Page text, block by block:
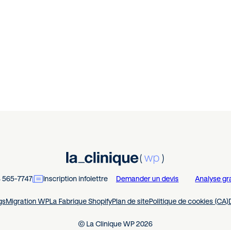
565-7747 Inscription infolettre Demander un devis Analyse
Migration WPLa Fabrique ShopifyPlan de sitePolitique de cookies (CA)
© La Clinique WP 2026